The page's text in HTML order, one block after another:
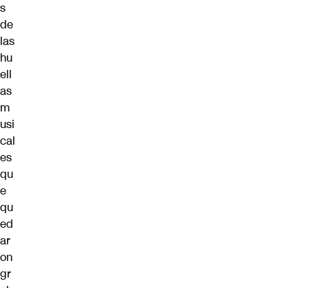
s
de
las
hu
ell
as
m
usi
cal
es
qu
e
qu
ed
ar
on
gr